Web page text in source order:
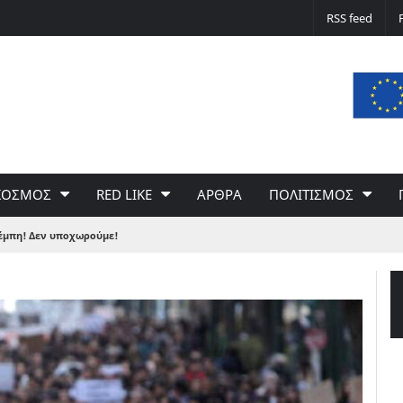
Δε φταίει ο άνεμος… Φταίει η πολιτική
του Γιώργου Σαχίνη
RSS feed
RED LIKE ΑΡΘΡΑ ΠΟΛΙΤΙΣΜΟΣ
Δεν υποχωρούμε!